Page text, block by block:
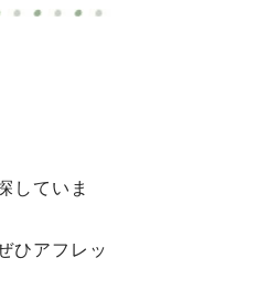
していま
ひアフレッ